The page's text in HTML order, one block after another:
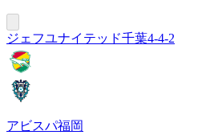
ジェフユナイテッド千葉4-4-2
アビスパ福岡